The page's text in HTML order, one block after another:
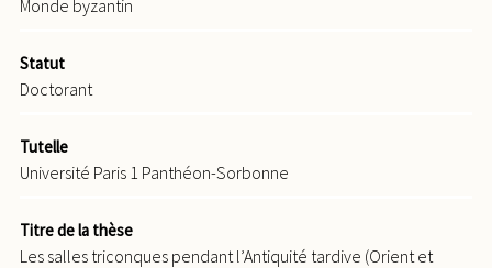
Monde byzantin
Statut
Doctorant
Tutelle
Université Paris 1 Panthéon-Sorbonne
Titre de la thèse
Les salles triconques pendant l’Antiquité tardive (Orient et